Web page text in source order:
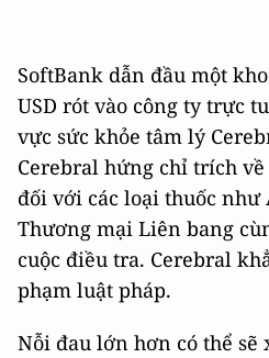
SoftBank dẫn đầu một
USD rót vào công ty trực
vực sức khỏe tâm lý
Cerebral hứng chỉ trích
đối với các loại thuốc như
Thương mại Liên bang
cuộc điều tra. Cerebral
phạm luật pháp.
Nỗi đau lớn hơn có thể